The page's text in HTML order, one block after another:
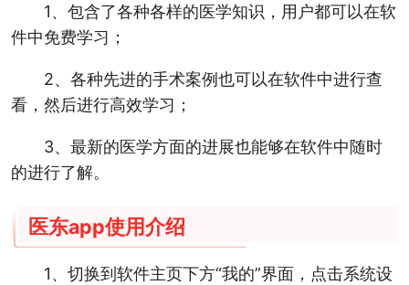
1、包含了各种各样的医学知识，用户都可以在软
件中免费学习；
2、各种先进的手术案例也可以在软件中进行查
看，然后进行高效学习；
3、最新的医学方面的进展也能够在软件中随时
的进行了解。
医东app使用介绍
1、切换到软件主页下方“我的”界面，点击系统设